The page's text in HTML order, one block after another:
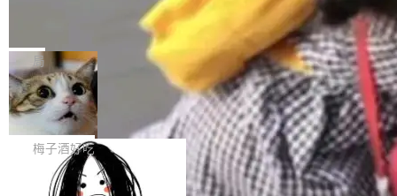
个独立于业务线程的全局通信引擎（Engine），
Coding 从个人辅助工具逐步走向团队级、组织
级应用，企业在规模化落地过程中，对安全性、
可控性和代码质量提出了更高要求。 首先是数据
安全与合规要求。对于大多数普通研发场景，公
有云模型能够满足快速试用和效率提升的需求。
但对于金融、能源、医疗等对数据安全要求较...
产品应用、支撑保障、专题等五大方向。深信服
AI算力网关（AI创新平台）成功入选！ 随着各行
各业的Agent走向规模化建设，算力构成形态逐
渐丰富，用户关注的重点也在发生变化：不只是
让AI用起来，还要进一步看清混合算力时代下，
Token花在哪里、算力是否被充分利用，以及持
续增长的AI成本该如何优化。 深信服AI算力网关
正是围绕这些实际问题，从Token治理和成本治
理两个方面，让用户的每一份算力都看得清、管
Jeff Dean 离开 Google：一个时代的结
束，一个实验室的开始
Google 员工编号 20。MapReduce 作者之一。
Bigtable 作者之一。TensorFlow 的作者之一。
Gemini 的架构师。Google 首席科学家。 Jeff D
ean 在 Google 工作了 27 年后，宣布离职。 他
不是一个人走。一同离开的还有 Sanjay Ghema
wat（Google 员工编号 23，Jeff Dean 二十多
年的编程搭档，MapReduce 和 Bigtable 的共同
作者）、Quoc Le（Google 大脑核心成员，Se
局
🔥 SolonCode v2026.8.4 发布：界面
字体可调、22 种语言、记忆搜索增强
打开终端就能上岗的全中文编码智能体，这一轮
把「看得清、用母语、记得住」三件事一次补
齐。 SolonCode 是什么 SolonCode 是杭州无
耳科技研发的企业级终端编码智能体——一位全
梅子酒好吃
让“代码语义理解”深度释放AI Coding